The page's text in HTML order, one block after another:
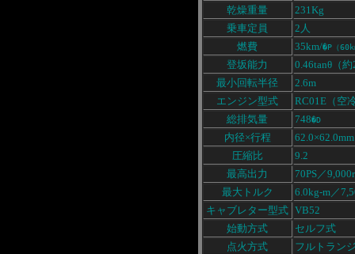
乾燥重量
231Kg
乗車定員
2人
燃費
35km/�P（
登坂能力
0.46tanθ（
最小回転半径
2.6m
エンジン型式
RC01E（空
総排気量
748�D
内径×行程
62.0×62.0mm
圧縮比
9.2
最高出力
70PS／
最大トルク
6.0kg-m／
キャブレター型式 VB52
始動方式
セルフ式
点火方式
フルトラン